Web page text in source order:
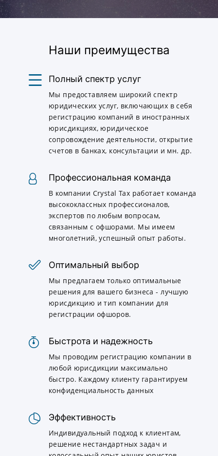
Наши преимущества
Полный спектр услуг
Мы предоставляем широкий спектр
юридических услуг, включающих в себя
регистрацию компаний в иностранных
юрисдикциях, юридическое
сопровождение деятельности, открытие
счетов в банках, консультации и мн. др.
Профессиональная команда
В компании Crystal Tax работает команда
высококлассных профессионалов,
экспертов по любым вопросам,
связанным с офшорами. Мы имеем
многолетний, успешный опыт работы.
Оптимальный выбор
Мы предлагаем только оптимальные
решения для вашего бизнеса - лучшую
юрисдикцию и тип компании для
регистрации офшоров.
Быстрота и надежность
Мы проводим регистрацию компании в
любой юрисдикции максимально
быстро. Каждому клиенту гарантируем
конфиденциальность данных
Эффективность
Индивидуальный подход к клиентам,
решение нестандартных задач и